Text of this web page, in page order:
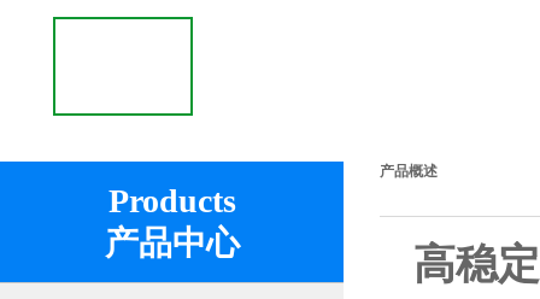
Products
产品中心
产品概述
高稳